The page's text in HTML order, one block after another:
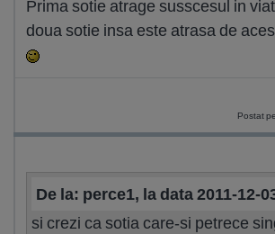
Prima sotie atrage susscesul in
doua sotie insa este atrasa de
Postat
De la: perce1, la data 2011-12-
si crezi ca sotia care-si petrece